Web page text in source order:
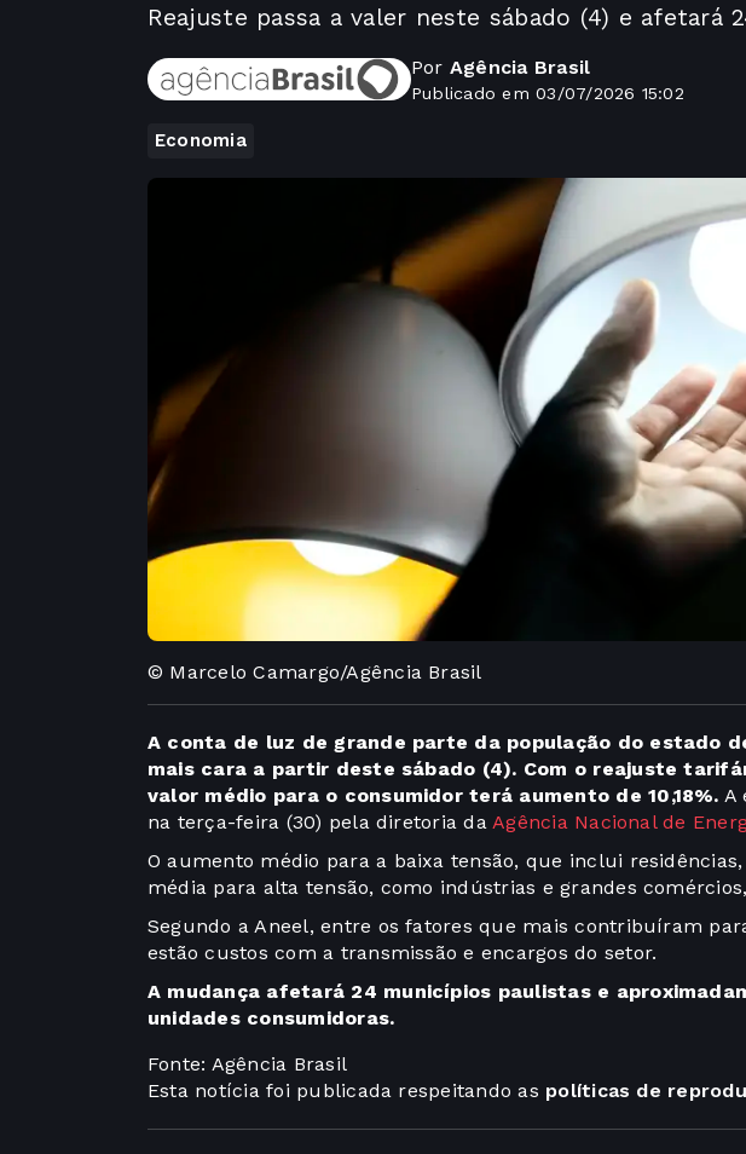
Reajuste passa a valer neste sábado (4) e afetará
Por Agência Brasil
Publicado em 03/07/2026 15:02
Economia
© Marcelo Camargo/Agência Brasil
A conta de luz de grande parte da população do estado
mais cara a partir deste sábado (4). Com o reajuste
valor médio para o consumidor terá aumento de 10,18%. A
na terça-feira (30) pela diretoria daAgência Nacional de
O aumento médio para a baixa tensão, que inclui residências,
média para alta tensão, como indústrias e grandes comércios,
Segundo a Aneel, entre os fatores que mais contribuíram
estão custos com a transmissão e encargos do setor.
A mudança afetará 24 municípios paulistas e
unidades consumidoras.
Fonte: Agência Brasil
Esta notícia foi publicada respeitando as políticas de